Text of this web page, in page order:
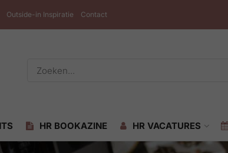
Outside-in Inspiratie Contact
HR BOOKAZINE HR VACATURES